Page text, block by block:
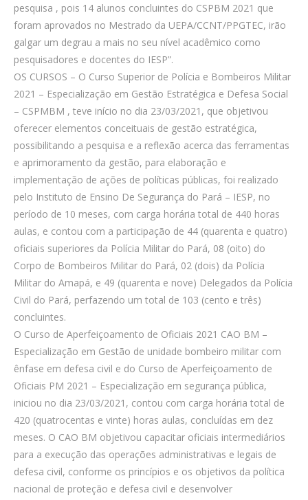
pesquisa , pois 14 alunos concluintes do CSPBM 2021 que
foram aprovados no Mestrado da UEPA/CCNT/PPGTEC, irão
galgar um degrau a mais no seu nível acadêmico como
pesquisadores e docentes do IESP”.
OS CURSOS – O Curso Superior de Polícia e Bombeiros Militar
2021 – Especialização em Gestão Estratégica e Defesa Social
– CSPMBM , teve início no dia 23/03/2021, que objetivou
oferecer elementos conceituais de gestão estratégica,
possibilitando a pesquisa e a reflexão acerca das ferramentas
e aprimoramento da gestão, para elaboração e
implementação de ações de políticas públicas, foi realizado
pelo Instituto de Ensino De Segurança do Pará – IESP, no
período de 10 meses, com carga horária total de 440 horas
aulas, e contou com a participação de 44 (quarenta e quatro)
oficiais superiores da Polícia Militar do Pará, 08 (oito) do
Corpo de Bombeiros Militar do Pará, 02 (dois) da Polícia
Militar do Amapá, e 49 (quarenta e nove) Delegados da Polícia
Civil do Pará, perfazendo um total de 103 (cento e três)
concluintes.
O Curso de Aperfeiçoamento de Oficiais 2021 CAO BM –
Especialização em Gestão de unidade bombeiro militar com
ênfase em defesa civil e do Curso de Aperfeiçoamento de
Oficiais PM 2021 – Especialização em segurança pública,
iniciou no dia 23/03/2021, contou com carga horária total de
420 (quatrocentas e vinte) horas aulas, concluídas em dez
meses. O CAO BM objetivou capacitar oficiais intermediários
para a execução das operações administrativas e legais de
defesa civil, conforme os princípios e os objetivos da política
nacional de proteção e defesa civil e desenvolver